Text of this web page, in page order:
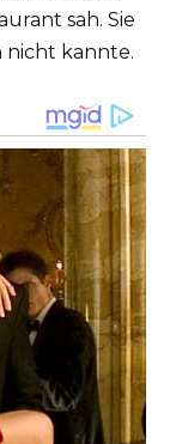
sah. Sie
nicht kannte.